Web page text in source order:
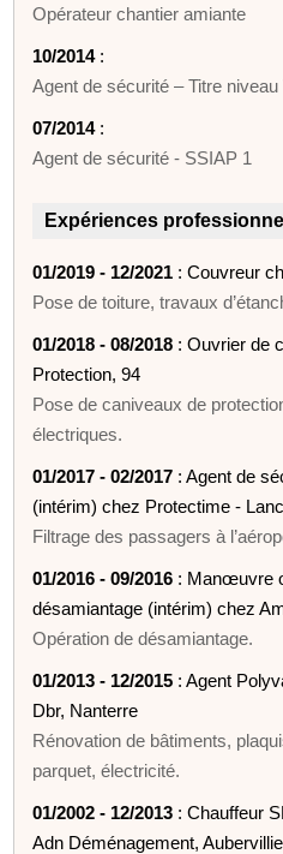
Opérateur chantier amiante
10/2014:
Agent de sécurité – Titre niveau
07/2014:
Agent de sécurité - SSIAP 1
Expériences
01/2019 - 12/2021 : Couvreur
Pose de toiture, travaux
01/2018 - 08/2018 : Ouvrier de
Protection, 94
Pose de caniveaux de
électriques.
01/2017 - 02/2017 : Agent de
(intérim) chez Protectime -
Filtrage des passagers à
01/2016 - 09/2016 : Manœuvre
désamiantage (intérim) chez
Opération de désamiantage.
01/2013 - 12/2015 : Agent
Dbr, Nanterre
Rénovation de bâtiments,
parquet, électricité.
01/2002 - 12/2013 : Chauffeur
Adn Déménagement,